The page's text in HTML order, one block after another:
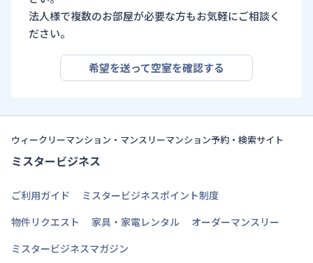
法人様で複数のお部屋が必要な方もお気軽にご相談く
ださい。
希望を送って空室を確認する
ウィークリーマンション・マンスリーマンション予約・検索サイト
ミスタービジネス
ご利用ガイド
ミスタービジネスポイント制度
物件リクエスト
家具・家電レンタル
オーダーマンスリー
ミスタービジネスマガジン